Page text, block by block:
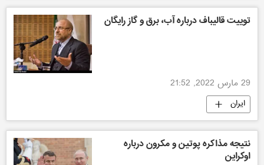
توییت قالیباف درباره آب، برق و گاز رایگان
29 مارس 2022, 21:52
ایران
نتیجه مذاکره پوتین و مکرون درباره
اوکراین